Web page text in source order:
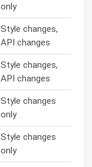
only
Style changes,
API changes
Style changes,
API changes
Style changes
only
Style changes
only